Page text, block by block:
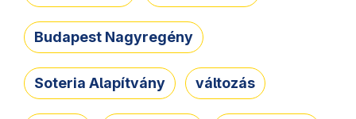
Budapest Nagyregény
Soteria Alapítvány változás